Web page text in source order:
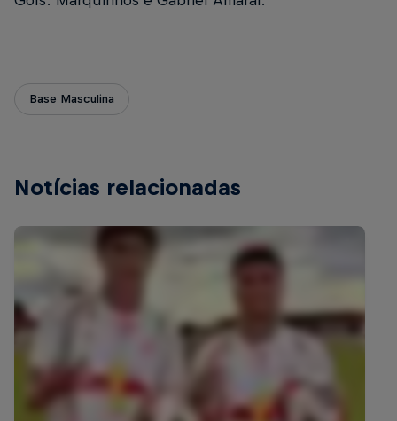
Base Masculina
Notícias relacionadas